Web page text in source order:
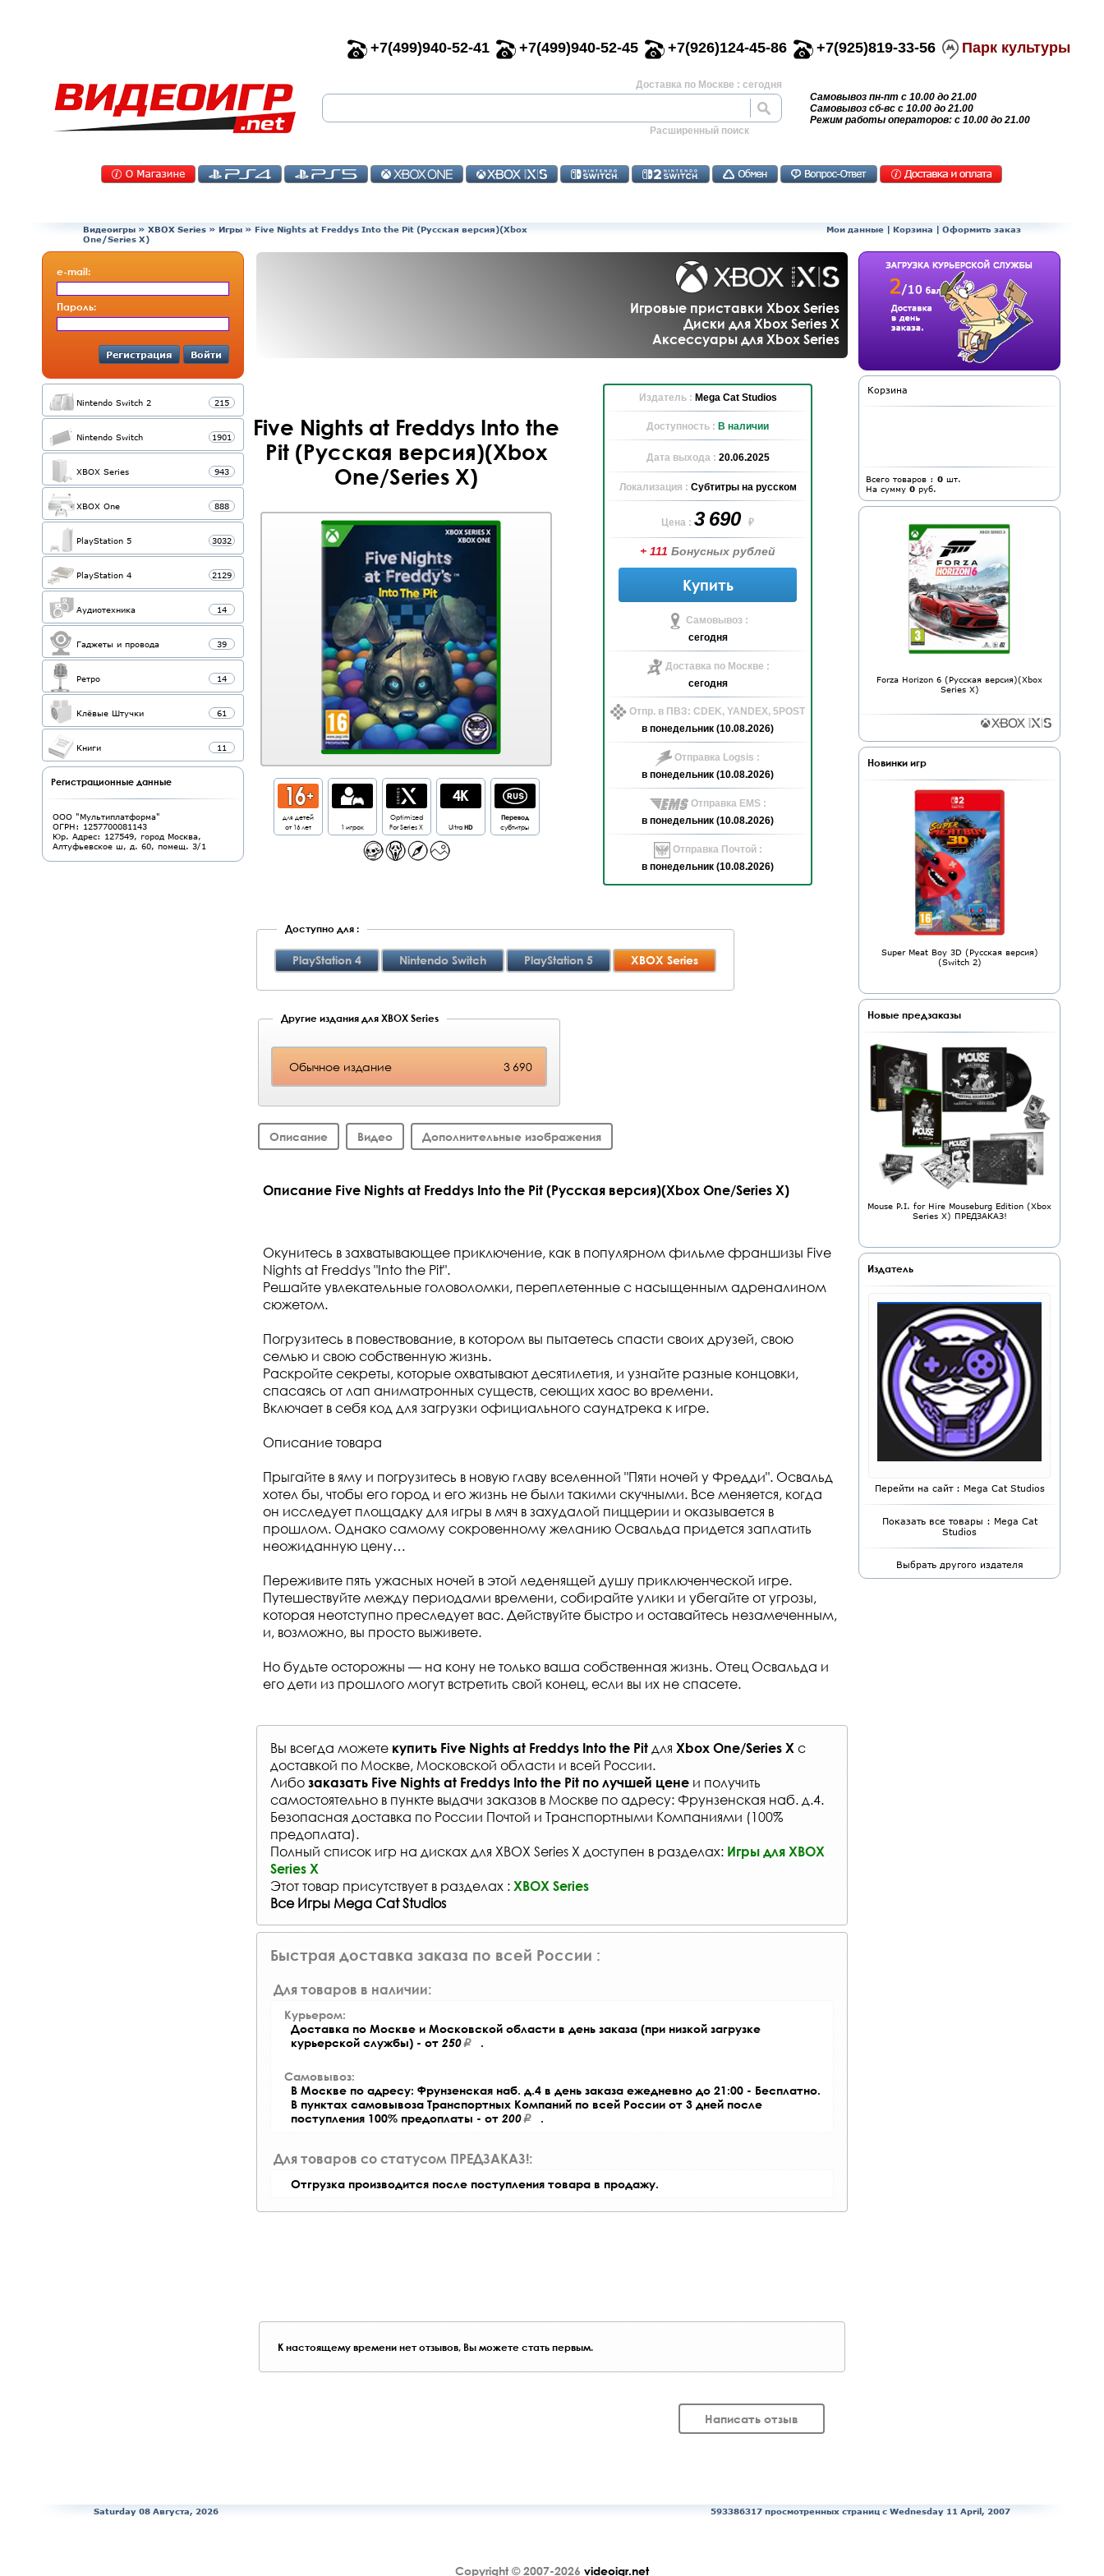
+7(499)940-52-41 +7(499)940-52-45 +7(926)124-45-86 +7(925)819-33-56 Парк культуры
Доставка по Москве : сегодня
Расширенный поиск
Самовывоз пн-пт с 10.00 до 21.00
Самовывоз сб-вс с 10.00 до 21.00
Режим работы операторов: с 10.00 до 21.00
Видеоигры » XBOX Series » Игры » Five Nights at Freddys Into the Pit (Русская версия)(Xbox
One/Series X)
Мои данные | Корзина | Оформить заказ
e-mail:
Пароль:
Регистрация Войти
Nintendo Switch 2 215
Nintendo Switch 1901
XBOX Series 943
XBOX One 888
PlayStation 5 3032
PlayStation 4 2129
Аудиотехника 14
Гаджеты и провода 39
Ретро 14
Клёвые Штучки 61
Книги 11
Регистрационные данные
ООО "Мультиплатформа"
ОГРН: 1257700081143
Юр. Адрес: 127549, город Москва,
Алтуфьевское ш, д. 60, помещ. 3/1
Игровые приставки Xbox Series
Диски для Xbox Series X
Аксессуары для Xbox Series
Five Nights at Freddys Into the
Pit (Русская версия)(Xbox
One/Series X)
для детей
от 16 лет
1 игрок
Optimized
For Series X
UltraHD
Перевод
субтитры
Издатель : Mega Cat Studios
Доступность : В наличии
Дата выхода : 20.06.2025
Локализация : Субтитры на русском
Цена : 3 690 ₽
+ 111 Бонусных рублей
Купить
Самовывоз :
сегодня
Доставка по Москве :
сегодня
Отпр. в ПВЗ: CDEK, YANDEX, 5POST
в понедельник (10.08.2026)
Отправка Logsis :
в понедельник (10.08.2026)
Отправка EMS :
в понедельник (10.08.2026)
Отправка Почтой :
в понедельник (10.08.2026)
Доступно для :
PlayStation 4 Nintendo Switch PlayStation 5 XBOX Series
Другие издания для XBOX Series
Обычное издание 3 690
Описание Видео Дополнительные изображения
Описание Five Nights at Freddys Into the Pit (Русская версия)(Xbox One/Series X)
Окунитесь в захватывающее приключение, как в популярном фильме франшизы Five
Nights at Freddys "Into the Pit".
Решайте увлекательные головоломки, переплетенные с насыщенным адреналином
сюжетом.
Погрузитесь в повествование, в котором вы пытаетесь спасти своих друзей, свою
семью и свою собственную жизнь.
Раскройте секреты, которые охватывают десятилетия, и узнайте разные концовки,
спасаясь от лап аниматронных существ, сеющих хаос во времени.
Включает в себя код для загрузки официального саундтрека к игре.
Описание товара
Прыгайте в яму и погрузитесь в новую главу вселенной "Пяти ночей у Фредди". Освальд
хотел бы, чтобы его город и его жизнь не были такими скучными. Все меняется, когда
он исследует площадку для игры в мяч в захудалой пиццерии и оказывается в
прошлом. Однако самому сокровенному желанию Освальда придется заплатить
неожиданную цену…
Переживите пять ужасных ночей в этой леденящей душу приключенческой игре.
Путешествуйте между периодами времени, собирайте улики и убегайте от угрозы,
которая неотступно преследует вас. Действуйте быстро и оставайтесь незамеченным,
и, возможно, вы просто выживете.
Но будьте осторожны — на кону не только ваша собственная жизнь. Отец Освальда и
его дети из прошлого могут встретить свой конец, если вы их не спасете.
Вы всегда можете купить Five Nights at Freddys Into the Pit для Xbox One/Series X с
доставкой по Москве, Московской области и всей России.
Либо заказать Five Nights at Freddys Into the Pit по лучшей цене и получить
самостоятельно в пункте выдачи заказов в Москве по адресу: Фрунзенская наб. д.4.
Безопасная доставка по России Почтой и Транспортными Компаниями (100%
предоплата).
Полный список игр на дисках для XBOX Series X доступен в разделах: Игры для XBOX
Series X
Этот товар присутствует в разделах : XBOX Series
Все Игры Mega Cat Studios
Быстрая доставка заказа по всей России :
Для товаров в наличии:
Курьером:
Доставка по Москве и Московской области в день заказа (при низкой загрузке
курьерской службы) - от 250 .
Самовывоз:
В Москве по адресу: Фрунзенская наб. д.4 в день заказа ежедневно до 21:00 - Бесплатно.
В пунктах самовывоза Транспортных Компаний по всей России от 3 дней после
поступления 100% предоплаты - от 200 .
Для товаров со статусом ПРЕДЗАКАЗ!:
Отгрузка производится после поступления товара в продажу.
К настоящему времени нет отзывов, Вы можете стать первым.
Написать отзыв
Корзина
Всего товаров : 0 шт.
На сумму 0 руб.
Forza Horizon 6 (Русская версия)(Xbox
Series X)
Новинки игр
Super Meat Boy 3D (Русская версия)
(Switch 2)
Новые предзаказы
Mouse P.I. for Hire Mouseburg Edition (Xbox
Series X) ПРЕДЗАКАЗ!
Издатель
Перейти на сайт : Mega Cat Studios
Показать все товары : Mega Cat
Studios
Выбрать другого издателя
Saturday 08 Августа, 2026 593386317 просмотренных страниц c Wednesday 11 April, 2007
Copyright © 2007-2026 videoigr.net